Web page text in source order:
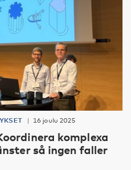
16 joulu 2025
komplexa
så ingen faller